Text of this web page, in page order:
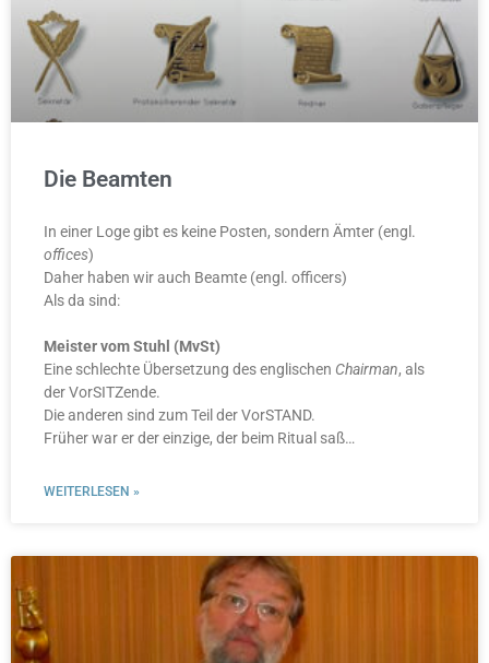
Die Beamten
In einer Loge gibt es keine Posten, sondern Ämter (engl.
offices)
Daher haben wir auch Beamte (engl. officers)
Als da sind:
Meister vom Stuhl (MvSt)
Eine schlechte Übersetzung des englischen Chairman, als
der VorSITZende.
Die anderen sind zum Teil der VorSTAND.
Früher war er der einzige, der beim Ritual saß…
WEITERLESEN »